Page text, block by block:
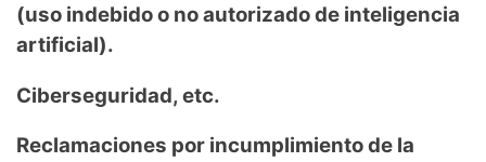
(uso indebido o no autorizado de inteligencia
artificial).
Ciberseguridad, etc.
Reclamaciones por incumplimiento de la